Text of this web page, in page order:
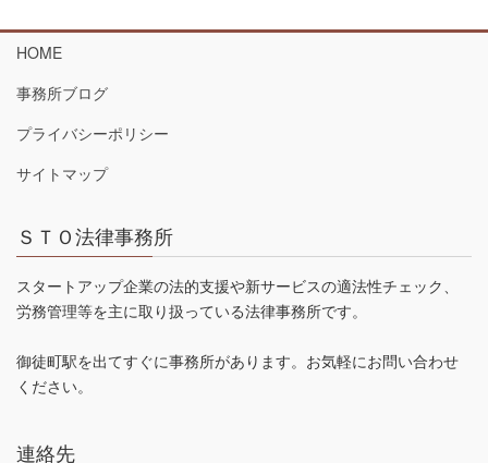
HOME
事務所ブログ
プライバシーポリシー
サイトマップ
ＳＴＯ法律事務所
スタートアップ企業の法的支援や新サービスの適法性チェック、
労務管理等を主に取り扱っている法律事務所です。
御徒町駅を出てすぐに事務所があります。お気軽にお問い合わせ
ください。
連絡先